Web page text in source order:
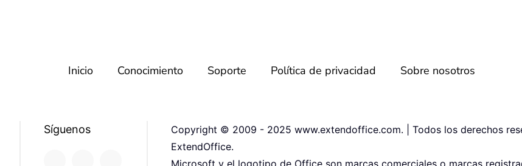
Inicio Conocimiento Soporte Política de privacidad Sobre nosotros
Síguenos
Copyright © 2009 - 2025 www.extendoffice.com. | Todos los derechos
ExtendOffice.
Microsoft y el logotipo de Office son marcas comerciales o marcas